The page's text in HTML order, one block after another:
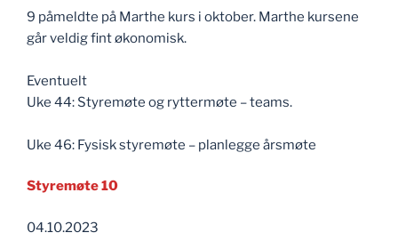
9 påmeldte på Marthe kurs i oktober. Marthe kursene
går veldig fint økonomisk.
Eventuelt
Uke 44: Styremøte og ryttermøte – teams.
Uke 46: Fysisk styremøte – planlegge årsmøte
Styremøte 10
04.10.2023